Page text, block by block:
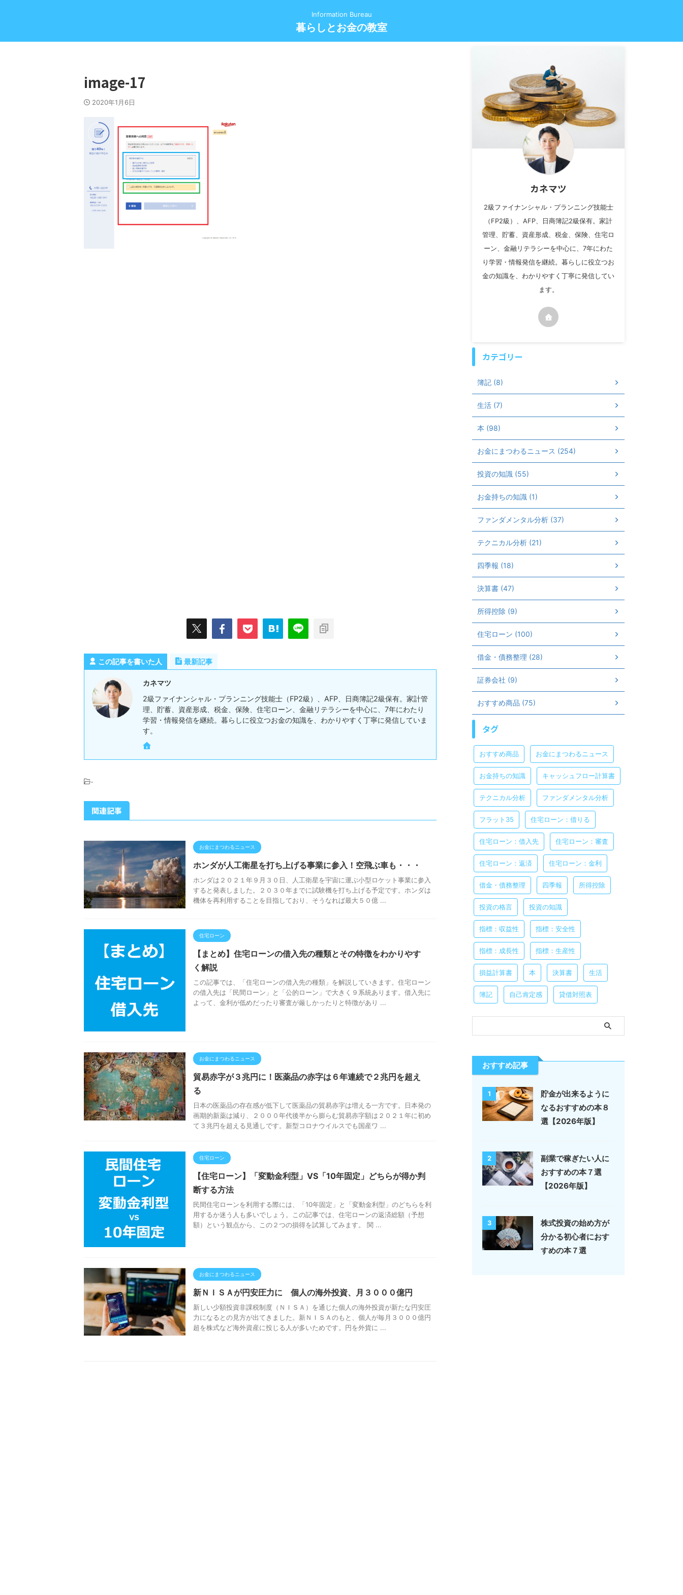
Information Bureau
暮らしとお金の教室
image-17
2020年1月6日
この記事を書いた人 最新記事
カネマツ
2級ファイナンシャル・プランニング技能士（FP2級）、AFP、日商簿記2級保有。家計管
理、貯蓄、資産形成、税金、保険、住宅ローン、金融リテラシーを中心に、7年にわたり
学習・情報発信を継続。暮らしに役立つお金の知識を、わかりやすく丁寧に発信していま
す。
-
関連記事
お金にまつわるニュース
ホンダが人工衛星を打ち上げる事業に参入！空飛ぶ車も・・・
ホンダは２０２１年９月３０日、人工衛星を宇宙に運ぶ小型ロケット事業に参入
すると発表しました。２０３０年までに試験機を打ち上げる予定です。ホンダは
機体を再利用することを目指しており、そうなれば最大５０億 ...
住宅ローン
【まとめ】住宅ローンの借入先の種類とその特徴をわかりやす
く解説
この記事では、「住宅ローンの借入先の種類」を解説していきます。住宅ローン
の借入先は「民間ローン」と「公的ローン」で大きく９系統あります。借入先に
よって、金利が低めだったり審査が厳しかったりと特徴があり ...
お金にまつわるニュース
貿易赤字が３兆円に！医薬品の赤字は６年連続で２兆円を超え
る
日本の医薬品の存在感が低下して医薬品の貿易赤字は増える一方です。日本発の
画期的新薬は減り、２０００年代後半から膨らむ貿易赤字額は２０２１年に初め
て３兆円を超える見通しです。新型コロナウイルスでも国産ワ ...
住宅ローン
【住宅ローン】「変動金利型」VS「10年固定」どちらが得か判
断する方法
民間住宅ローンを利用する際には、「10年固定」と「変動金利型」のどちらを利
用するか迷う人も多いでしょう。この記事では、住宅ローンの返済総額（予想
額）という観点から、この２つの損得を試算してみます。 関 ...
お金にまつわるニュース
新ＮＩＳＡが円安圧力に 個人の海外投資、月３０００億円
新しい少額投資非課税制度（ＮＩＳＡ）を通じた個人の海外投資が新たな円安圧
力になるとの見方が出てきました。新ＮＩＳＡのもと、個人が毎月３０００億円
超を株式など海外資産に投じる人が多いためです。円を外貨に ...
カネマツ
2級ファイナンシャル・プランニング技能士
（FP2級）、AFP、日商簿記2級保有。家計
管理、貯蓄、資産形成、税金、保険、住宅ロ
ーン、金融リテラシーを中心に、7年にわた
り学習・情報発信を継続。暮らしに役立つお
金の知識を、わかりやすく丁寧に発信してい
ます。
カテゴリー
簿記 (8)
生活 (7)
本 (98)
お金にまつわるニュース (254)
投資の知識 (55)
お金持ちの知識 (1)
ファンダメンタル分析 (37)
テクニカル分析 (21)
四季報 (18)
決算書 (47)
所得控除 (9)
住宅ローン (100)
借金・債務整理 (28)
証券会社 (9)
おすすめ商品 (75)
タグ
おすすめ商品 お金にまつわるニュース
お金持ちの知識 キャッシュフロー計算書
テクニカル分析 ファンダメンタル分析
フラット35 住宅ローン：借りる
住宅ローン：借入先 住宅ローン：審査
住宅ローン：返済 住宅ローン：金利
借金・債務整理 四季報 所得控除
投資の格言 投資の知識
指標：収益性 指標：安全性
指標：成長性 指標：生産性
損益計算書 本 決算書 生活
簿記 自己肯定感 貸借対照表
おすすめ記事
1
貯金が出来るように
なるおすすめの本８
選【2026年版】
2
副業で稼ぎたい人に
おすすめの本７選
【2026年版】
3
株式投資の始め方が
分かる初心者におす
すめの本７選